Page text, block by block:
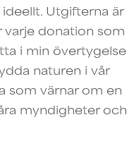
Utgifterna är
varje donation som
i min övertygelse
naturen i vår
som värnar om en
myndigheter och